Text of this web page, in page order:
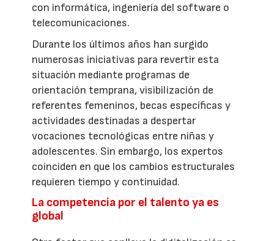
con informática, ingeniería del software o
telecomunicaciones.
Durante los últimos años han surgido
numerosas iniciativas para revertir esta
situación mediante programas de
orientación temprana, visibilización de
referentes femeninos, becas específicas y
actividades destinadas a despertar
vocaciones tecnológicas entre niñas y
adolescentes. Sin embargo, los expertos
coinciden en que los cambios estructurales
requieren tiempo y continuidad.
La competencia por el talento ya es
global